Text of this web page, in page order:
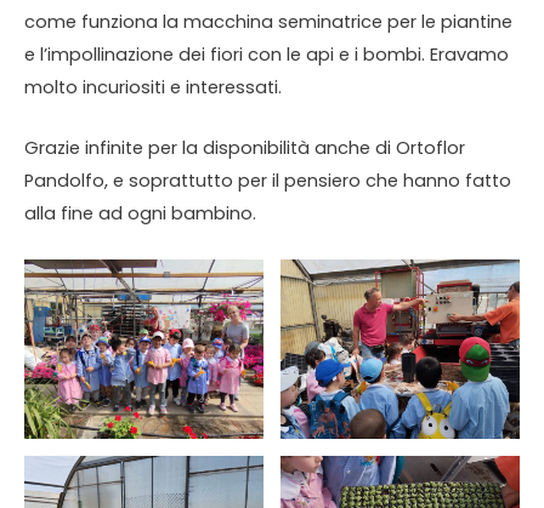
come funziona la macchina seminatrice per le piantine
e l’impollinazione dei fiori con le api e i bombi. Eravamo
molto incuriositi e interessati.
Grazie infinite per la disponibilità anche di Ortoflor
Pandolfo, e soprattutto per il pensiero che hanno fatto
alla fine ad ogni bambino.